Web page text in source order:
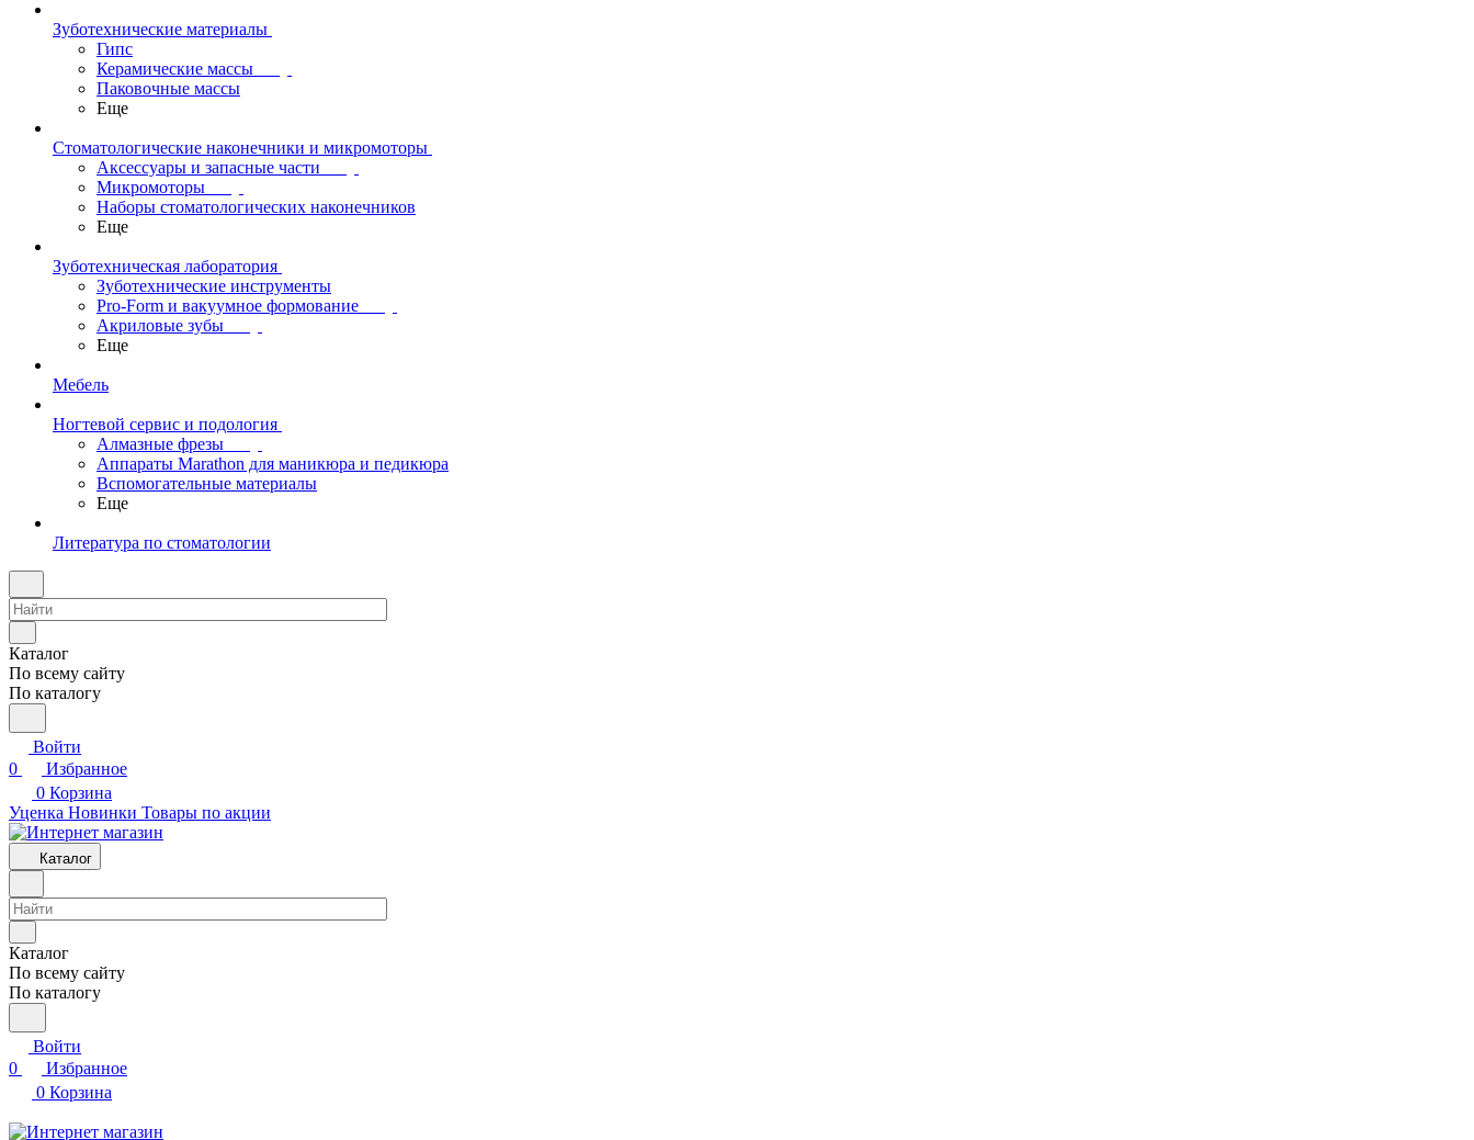
Зуботехнические материалы
Гипс
Керамические массы
Паковочные массы
Еще
Стоматологические наконечники и микромоторы
Аксессуары и запасные части
Микромоторы
Наборы стоматологических наконечников
Еще
Зуботехническая лаборатория
Зуботехнические инструменты
Pro-Form и вакуумное формование
Акриловые зубы
Еще
Мебель
Ногтевой сервис и подология
Алмазные фрезы
Аппараты Marathon для маникюра и педикюра
Вспомогательные материалы
Еще
Литература по стоматологии
Каталог
По всему сайту
По каталогу
Войти
0
Избранное
0 Корзина
Уценка Новинки Товары по акции
Каталог
Каталог
По всему сайту
По каталогу
Войти
0
Избранное
0 Корзина